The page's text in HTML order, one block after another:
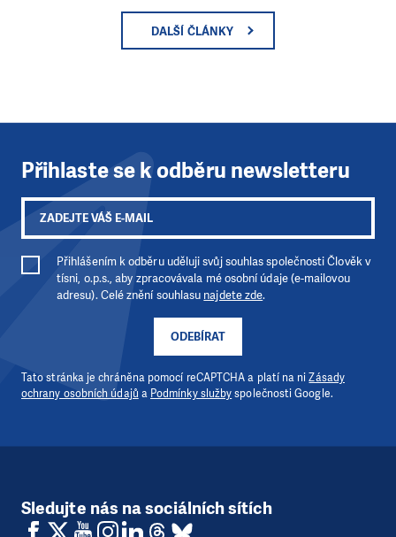
DALŠÍ ČLÁNKY
Přihlaste se k odběru newsletteru
ODEBÍRAT
Přihlášením k odběru uděluji svůj souhlas společnosti Člověk v
tísni, o.p.s., aby zpracovávala mé osobní údaje (e-mailovou
adresu). Celé znění souhlasu najdete zde.
Tato stránka je chráněna pomocí reCAPTCHA a platí na niZásady
ochrany osobních údajů a Podmínky službyspolečnosti Google.
Sledujte nás na sociálních sítích